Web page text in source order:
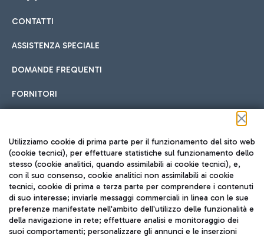
Cucina Internazionale
Fast Food
Hotel in aeroporto
Scegli l'alloggio più adatto e approfitta della vicinanza
all'aeroporto.
Car sharing
Con il Car Sharing è ancora più facile spostarsi
Treno
Raggiungi velocemente l'aeroporto di Fiumicino da Roma
tramite i servizi ferroviari Trenitalia.
CONTATTI
ASSISTENZA SPECIALE
DOMANDE FREQUENTI
FORNITORI
Seguici sui social
TRAVEL JOURNAL
ITA
Utilizziamo cookie di prima parte per il funzionamento del sito web
(cookie tecnici), per effettuare statistiche sul funzionamento dello
stesso (cookie analitici, quando assimilabili ai cookie tecnici), e,
con il suo consenso, cookie analitici non assimilabili ai cookie
tecnici, cookie di prima e terza parte per comprendere i contenuti
di suo interesse; inviarle messaggi commerciali in linea con le sue
preferenze manifestate nell'ambito dell'utilizzo delle funzionalità e
della navigazione in rete; effettuare analisi e monitoraggio dei
suoi comportamenti; personalizzare gli annunci e le inserzioni